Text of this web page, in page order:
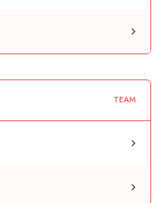
TEAM